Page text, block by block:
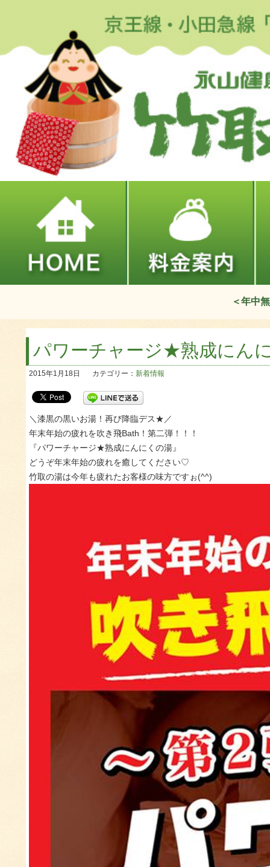
＜年中
パワーチャージ★熟成にん
2015年1月18日 カテゴリー： 新着情報
＼漆黒の黒いお湯！再び降臨デス★／
年末年始の疲れを吹き飛Bath！第二弾！！！
『パワーチャージ★熟成にんにくの湯』
どうぞ年末年始の疲れを癒してください♡
竹取の湯は今年も疲れたお客様の味方ですぉ(^^)